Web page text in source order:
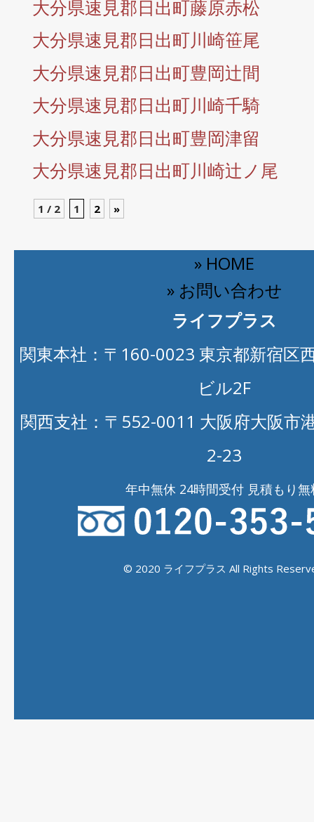
大分県速見郡日出町藤原赤松
大分県速見郡日出町川崎笹尾
大分県速見郡日出町豊岡辻間
大分県速見郡日出町川崎千騎
大分県速見郡日出町豊岡津留
大分県速見郡日出町川崎辻ノ尾
1 / 2 1 2 »
» HOME
» お問い合わせ
ライフプラス
関東本社：〒160-0023 東京都新宿区
ビル2F
関西支社：〒552-0011 大阪府大阪市
2-23
年中無休 24時間受付 見積もり無
© 2020 ライフプラス All Rights